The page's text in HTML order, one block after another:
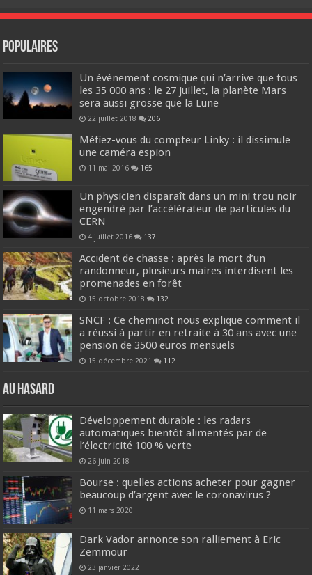
Populaires
Un événement cosmique qui n’arrive que tous
les 35 000 ans : le 27 juillet, la planète Mars
sera aussi grosse que la Lune
22 juillet 2018 206
Méfiez-vous du compteur Linky : il dissimule
une caméra espion
11 mai 2016 165
Un physicien disparaît dans un mini trou noir
engendré par l’accélérateur de particules du
CERN
4 juillet 2016 137
Accident de chasse : après la mort d’un
randonneur, plusieurs maires interdisent les
promenades en forêt
15 octobre 2018 132
SNCF : Ce cheminot nous explique comment il
a réussi à partir en retraite à 30 ans avec une
pension de 3500 euros mensuels
15 décembre 2021 112
Au hasard
Développement durable : les radars
automatiques bientôt alimentés par de
l’électricité 100 % verte
26 juin 2018
Bourse : quelles actions acheter pour gagner
beaucoup d’argent avec le coronavirus ?
11 mars 2020
Dark Vador annonce son ralliement à Eric
Zemmour
23 janvier 2022